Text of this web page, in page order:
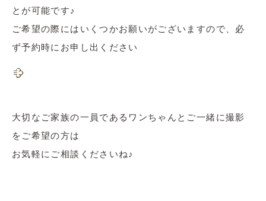
とが可能です♪
ご希望の際にはいくつかお願いがございますので、必
ず予約時にお申し出ください
大切なご家族の一員であるワンちゃんとご一緒に撮影
をご希望の方は
お気軽にご相談くださいね♪